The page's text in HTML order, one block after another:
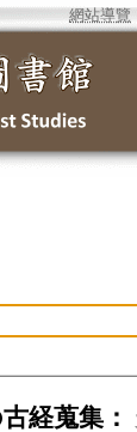
網站導覽
経蒐集